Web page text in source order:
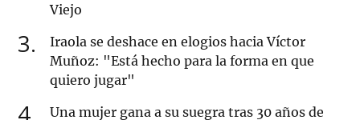
Viejo
3
Iraola se deshace en elogios hacia Víctor
Muñoz: "Está hecho para la forma en que
quiero jugar"
4
Una mujer gana a su suegra tras 30 años de